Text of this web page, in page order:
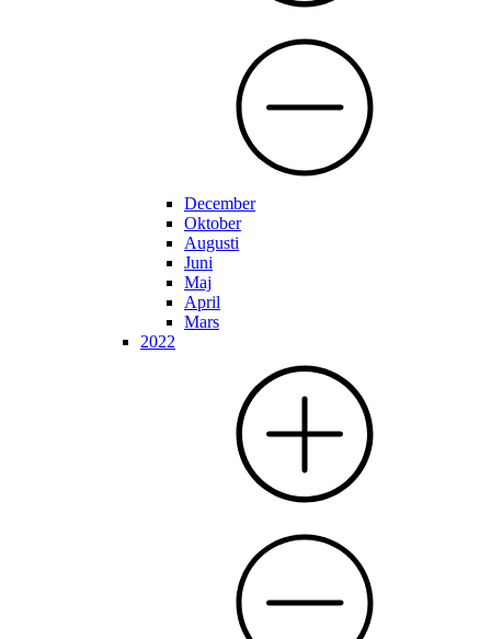
December
Oktober
Augusti
Juni
Maj
April
Mars
2022